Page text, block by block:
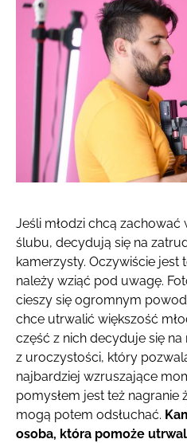
Jeśli młodzi chcą
ślubu, decydują się na
kamerzysty. Oczywiście
należy wziąć pod uwagę.
cieszy się ogromnym
chce utrwalić większość
część z nich decyduje się
z uroczystości, który
najbardziej wzruszające
pomysłem jest też nagranie
mogą potem odsłuchać.
osoba, która pomoże